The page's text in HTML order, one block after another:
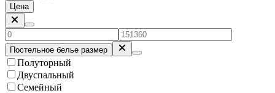
Цена
Постельное белье размер
Полуторный
Двуспальный
Семейный